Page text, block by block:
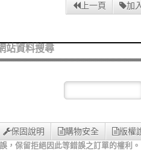
上一頁 加
站資料搜尋
保固說明 購物安全 版權
，保留拒絕因此等錯誤之訂單的權利。